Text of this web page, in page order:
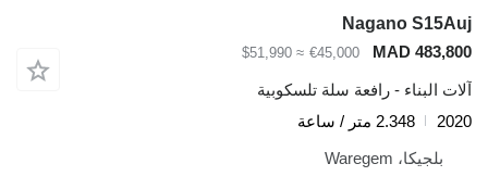
Nagano S15Auj
MAD 483,800
€45,000
≈ $51,990
آلات البناء - رافعة سلة تلسكوبية
2020
2.348 متر / ساعة
بلجيكا، Waregem